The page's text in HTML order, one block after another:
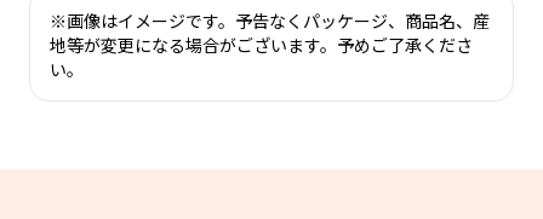
※画像はイメージです。予告なくパッケージ、商品名、産
地等が変更になる場合がございます。予めご了承くださ
い。